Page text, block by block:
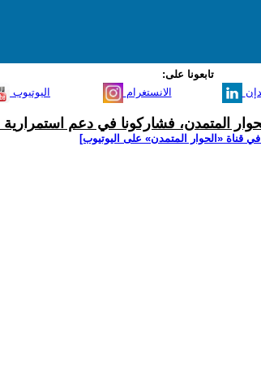
تابعونا على:
اليوتيوب الانستغرام
المتمدن، فشاركونا في دعم استمرارية
قناة ‫«الحوار المتمدن» على اليوتيوب]